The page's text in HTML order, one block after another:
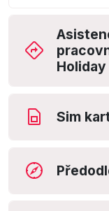
Holiday
Sim